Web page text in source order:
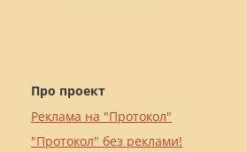
Про проект
Реклама на "Протокол"
"Протокол" без реклами!